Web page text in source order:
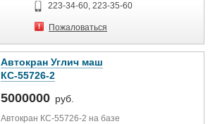
223-34-60, 223-35-60
Пожаловаться
Автокран Углич маш
КС-55726-2
5000000 руб.
Автокран КС-55726-2 на базе